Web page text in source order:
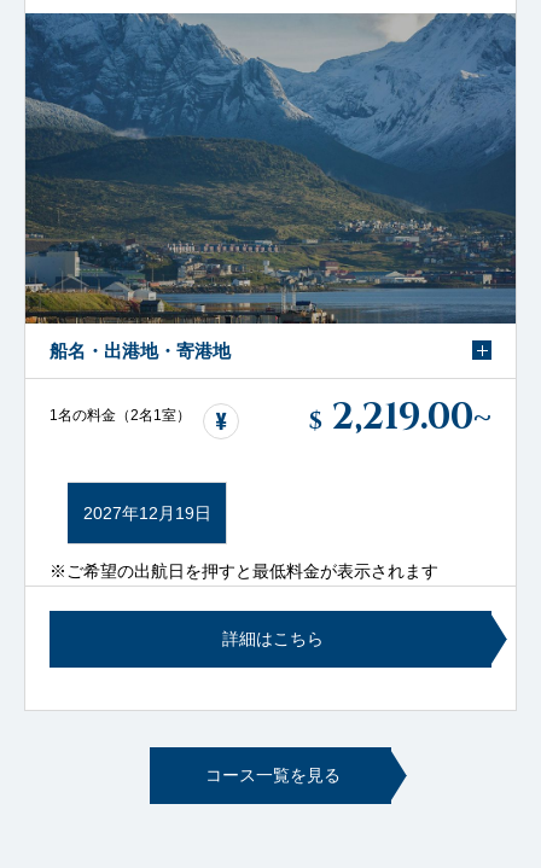
船名・出港地・寄港地
1名の料金（2名1室） $ 2,219.00~
2027年12月19日
※ご希望の出航日を押すと最低料金が表示されます
詳細はこちら
コース一覧を見る